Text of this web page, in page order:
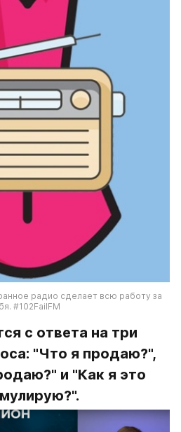
радио сделает всю работу за
#102FailFM
с ответа на три
"Что я продаю?",
и "Как я это